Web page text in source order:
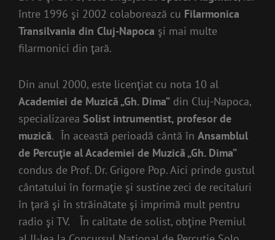
între 1996 şi 2002 colaborează cu Filarmonica
Transilvania din Cluj-Napoca şi mai multe
filarmonici din ţară.
Din anul 2000, este licenţiat cu nota 10 al
Academiei de Muzică „Gh. Dima” din Cluj-Napoca,
specializarea Solist intrumentist, profesor de
muzică. În această perioadă cântă în Ansamblul
de Percuţie al Academiei de Muzică „Gh. Dima”
condus de Prof. Dr. Grigore Pop. Aici prinde gustul
cântatului în formaţie şi sustine zeci de recitaluri
în ţară şi în străinătate şi imprimă mult pentru
radio şi TV. În calitate de solist, obţine Premiul